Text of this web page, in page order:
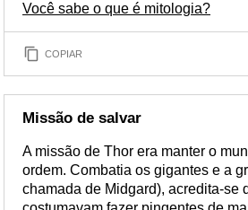
Você sabe o que é mitologia?
COPIAR
Missão de salvar
A missão de Thor era manter o
ordem. Combatia os gigantes e a
chamada de Midgard), acredita-se